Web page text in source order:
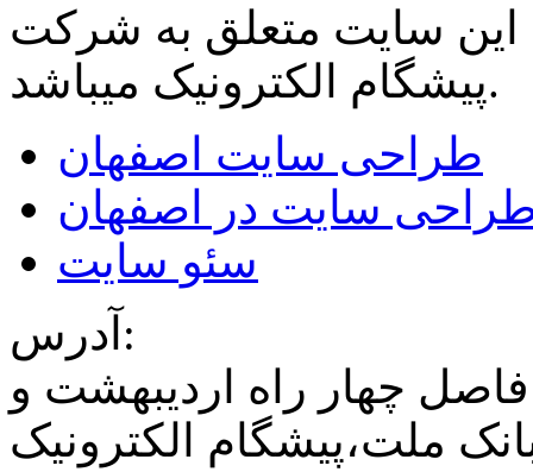
این سایت متعلق به شرکت
پیشگام الکترونیکمیباشد.
طراحی سایت اصفهان
سایت در اصفهان
سئو سایت
آدرس:
چهار راه اردیبهشت و
ملت،پیشگام الکترونیک